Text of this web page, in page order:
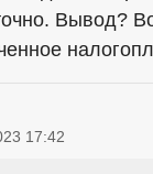
Вывод?
17:42